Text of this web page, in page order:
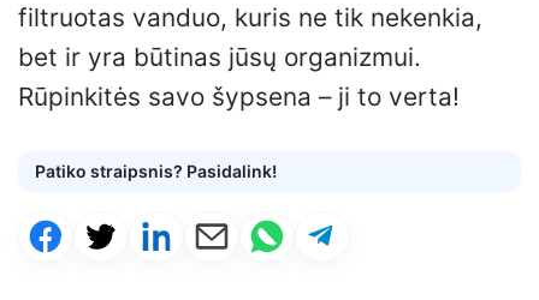
filtruotas vanduo, kuris ne tik nekenkia,
bet ir yra būtinas jūsų organizmui.
Rūpinkitės savo šypsena – ji to verta!
Patiko straipsnis? Pasidalink!